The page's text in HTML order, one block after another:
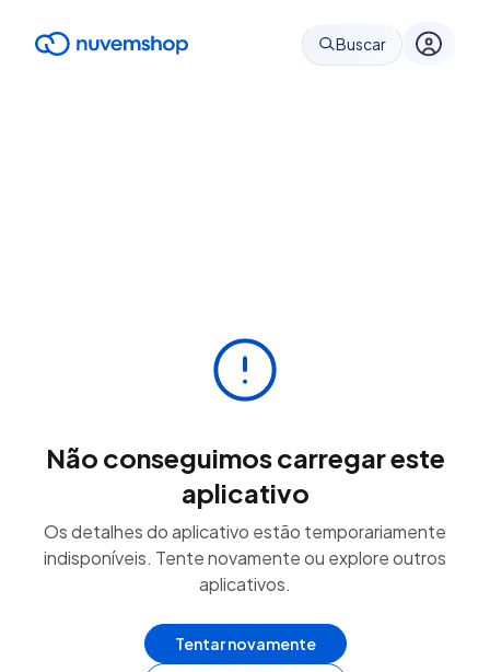
Buscar
Não conseguimos carregar este
aplicativo
Os detalhes do aplicativo estão temporariamente
indisponíveis. Tente novamente ou explore outros
aplicativos.
Tentar novamente